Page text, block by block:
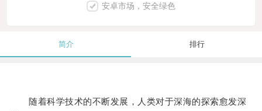
安卓市场，安全绿色
简介 排行
随着科学技术的不断发展，人类对于深海的探索愈发深